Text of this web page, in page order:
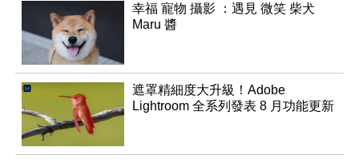
幸福 寵物 攝影 ：遇見 微笑 柴犬
Maru 醬
遮罩精細度大升級！Adobe
Lightroom 全系列發表 8 月功能更新